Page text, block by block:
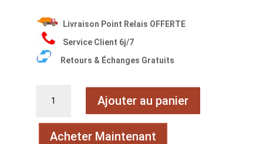
Livraison Point Relais OFFERTE
Service Client 6j/7
Retours & Échanges Gratuits
Ajouter au panier
Acheter Maintenant